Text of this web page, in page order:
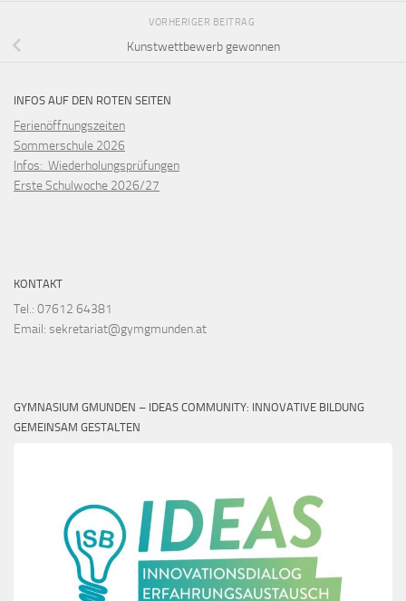
VORHERIGER BEITRAG
Kunstwettbewerb gewonnen
INFOS AUF DEN ROTEN SEITEN
Ferienöffnungszeiten
Sommerschule 2026
Infos: Wiederholungsprüfungen
Erste Schulwoche 2026/27
KONTAKT
Tel.: 07612 64381
Email: sekretariat@gymgmunden.at
GYMNASIUM GMUNDEN – IDEAS COMMUNITY: INNOVATIVE BILDUNG
GEMEINSAM GESTALTEN